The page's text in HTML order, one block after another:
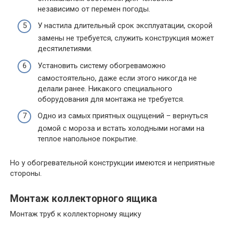
независимо от перемен погоды.
У настила длительный срок эксплуатации, скорой
замены не требуется, служить конструкция может
десятилетиями.
Установить систему обогреваможно
самостоятельно, даже если этого никогда не
делали ранее. Никакого специального
оборудования для монтажа не требуется.
Одно из самых приятных ощущений – вернуться
домой с мороза и встать холодными ногами на
теплое напольное покрытие.
Но у обогревательной конструкции имеются и неприятные
стороны.
Монтаж коллекторного ящика
Монтаж труб к коллекторному ящику